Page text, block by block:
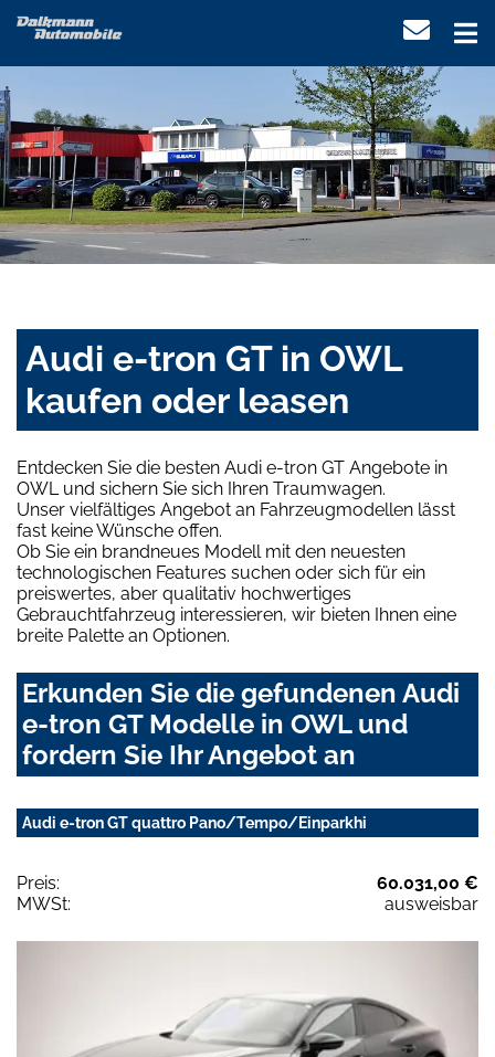
Audi e-tron GT in OWL
kaufen oder leasen
Entdecken Sie die besten Audi e-tron GT Angebote in
OWL und sichern Sie sich Ihren Traumwagen.
Unser vielfältiges Angebot an Fahrzeugmodellen lässt
fast keine Wünsche offen.
Ob Sie ein brandneues Modell mit den neuesten
technologischen Features suchen oder sich für ein
preiswertes, aber qualitativ hochwertiges
Gebrauchtfahrzeug interessieren, wir bieten Ihnen eine
breite Palette an Optionen.
Erkunden Sie die gefundenen Audi
e-tron GT Modelle in OWL und
fordern Sie Ihr Angebot an
Audi e-tron GT quattro Pano/Tempo/Einparkhi
Preis:
60.031,00 €
MWSt:
ausweisbar